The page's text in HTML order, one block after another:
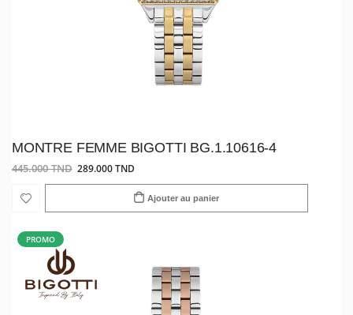
MONTRE FEMME BIGOTTI BG.1.10616-4
445.000 TND 289.000 TND
Ajouter au panier
PROMO